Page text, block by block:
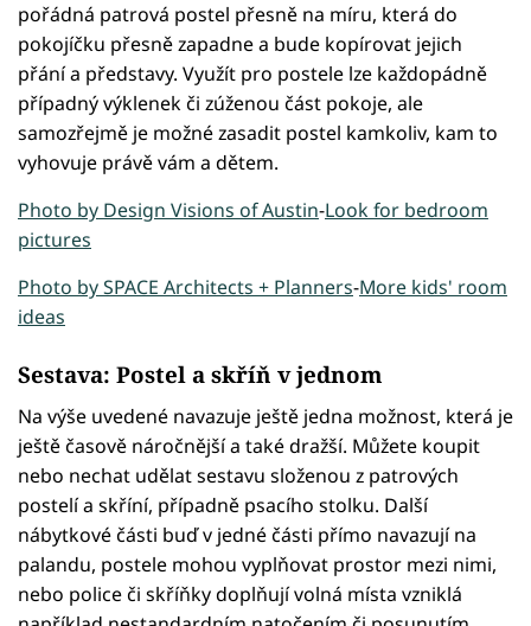
pořádná patrová postel přesně na míru, která do
pokojíčku přesně zapadne a bude kopírovat jejich
přání a představy. Využít pro postele lze každopádně
případný výklenek či zúženou část pokoje, ale
samozřejmě je možné zasadit postel kamkoliv, kam to
vyhovuje právě vám a dětem.
Photo by Design Visions of Austin-Look for bedroom
pictures
Photo by SPACE Architects + Planners-More kids' room
ideas
Sestava: Postel a skříň v jednom
Na výše uvedené navazuje ještě jedna možnost, která je
ještě časově náročnější a také dražší. Můžete koupit
nebo nechat udělat sestavu složenou z patrových
postelí a skříní, případně psacího stolku. Další
nábytkové části buď v jedné části přímo navazují na
palandu, postele mohou vyplňovat prostor mezi nimi,
nebo police či skříňky doplňují volná místa vzniklá